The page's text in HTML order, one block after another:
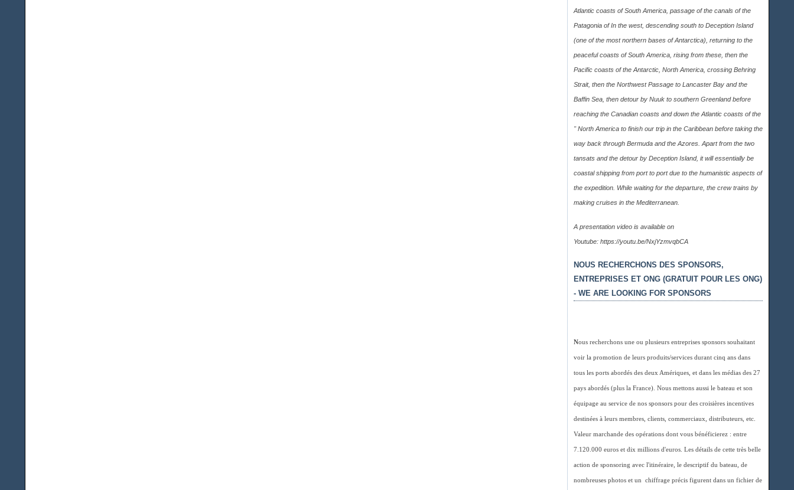
Atlantic coasts of South America, passage of the canals of the
Patagonia of In the west, descending south to Deception Island
(one of the most northern bases of Antarctica), returning to the
peaceful coasts of South America, rising from these, then the
Pacific coasts of the Antarctic, North America, crossing Behring
Strait, then the Northwest Passage to Lancaster Bay and the
Baffin Sea, then detour by Nuuk to southern Greenland before
reaching the Canadian coasts and down the Atlantic coasts of the
" North America to finish our trip in the Caribbean before taking the
way back through Bermuda and the Azores. Apart from the two
tansats and the detour by Deception Island, it will essentially be
coastal shipping from port to port due to the humanistic aspects of
the expedition. While waiting for the departure, the crew trains by
making cruises in the Mediterranean.
A presentation video is available on
Youtube: https://youtu.be/NxjYzmvqbCA
NOUS RECHERCHONS DES SPONSORS,
ENTREPRISES ET ONG (GRATUIT POUR LES ONG)
- WE ARE LOOKING FOR SPONSORS
Nous recherchons une ou plusieurs entreprises sponsors souhaitant
voir la promotion de leurs produits/services durant cinq ans dans
tous les ports abordés des deux Amériques, et dans les médias des 27
pays abordés (plus la France). Nous mettons aussi le bateau et son
équipage au service de nos sponsors pour des croisières incentives
destinées à leurs membres, clients, commerciaux, distributeurs, etc.
Valeur marchande des opérations dont vous bénéficierez : entre
7.120.000 euros et dix millions d'euros. Les détails de cette très belle
action de sponsoring avec l'itinéraire, le descriptif du bateau, de
nombreuses photos et un chiffrage précis figurent dans un fichier de